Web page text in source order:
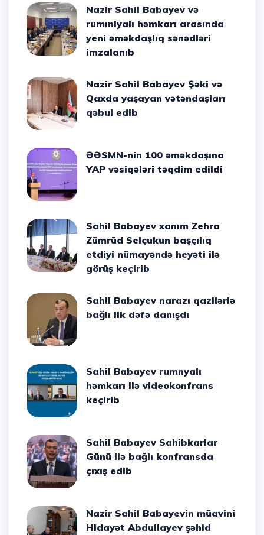
Nazir Sahil Babayev və
rumıniyalı həmkarı arasında
yeni əməkdaşlıq sənədləri
imzalanıb
Nazir Sahil Babayev Şəki və
Qaxda yaşayan vətəndaşları
qəbul edib
ƏƏSMN-nin 100 əməkdaşına
YAP vəsiqələri təqdim edildi
Sahil Babayev xanım Zehra
Zümrüd Selçukun başçılıq
etdiyi nümayəndə heyəti ilə
görüş keçirib
Sahil Babayev narazı qazilərlə
bağlı ilk dəfə danışdı
Sahil Babayev rumnyalı
həmkarı ilə videokonfrans
keçirib
Sahil Babayev Sahibkarlar
Günü ilə bağlı konfransda
çıxış edib
Nazir Sahil Babayevin müavini
Hidayət Abdullayev şəhid